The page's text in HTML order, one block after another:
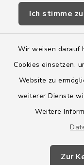
Ich stimme zu
Wir weisen darauf
Cookies einsetzen,
Website zu
weiterer Dienste
Weitere
Zur
Wege-